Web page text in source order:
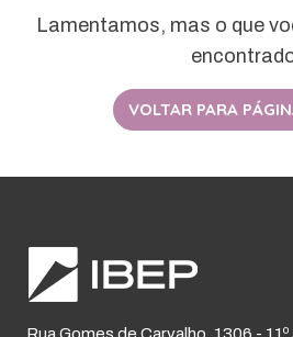
Lamentamos, mas o que
VOLTAR PARA